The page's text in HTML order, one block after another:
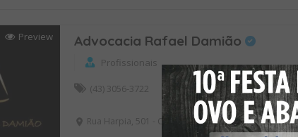
Preview Advocacia Rafael Damião
Profissionais
(43) 3056-3722
Rua Harpia, 501 - Centro, Arapongas - PR, Brasil